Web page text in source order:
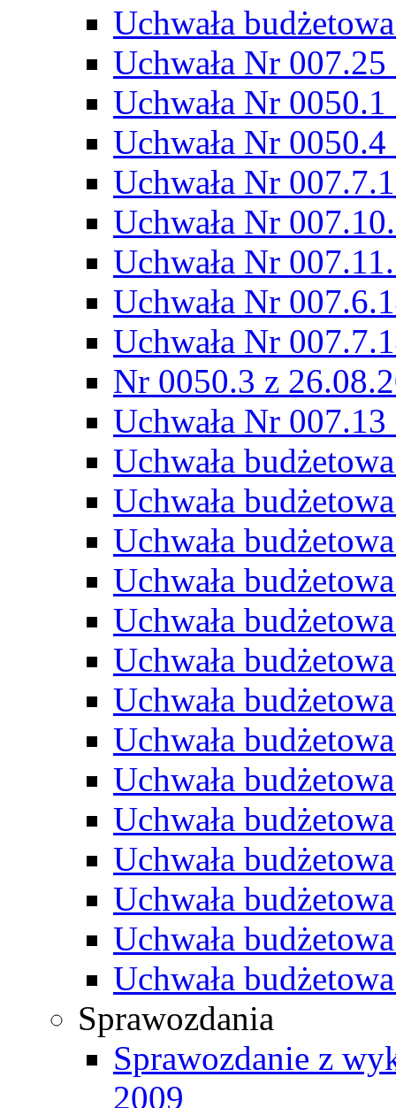
Uchwała
Uchwała Nr
Uchwała Nr
Uchwała Nr
Uchwała Nr
Uchwała Nr
Uchwała Nr
Uchwała Nr
Uchwała Nr
Nr 0050.3 z
Uchwała Nr
Uchwała
Uchwała
Uchwała
Uchwała
Uchwała
Uchwała
Uchwała
Uchwała
Uchwała
Uchwała
Uchwała
Uchwała
Uchwała
Uchwała
Sprawozdania
Sprawozdanie z
2009